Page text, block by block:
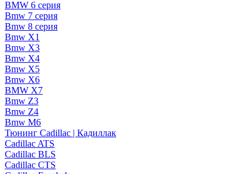
BMW 6 серия
Bmw 7 серия
Bmw 8 серия
Bmw X1
Bmw X3
Bmw X4
Bmw X5
Bmw X6
BMW X7
Bmw Z3
Bmw Z4
Bmw М6
Тюнинг Cadillac | Кадиллак
Cadillac ATS
Cadillac BLS
Cadillac CTS